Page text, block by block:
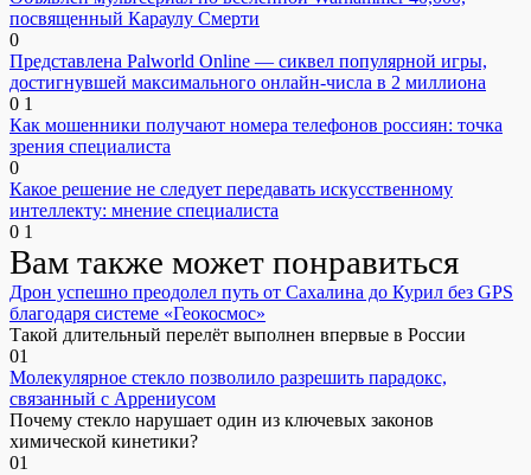
посвященный Караулу Смерти
0
Представлена Palworld Online — сиквел популярной игры,
достигнувшей максимального онлайн-числа в 2 миллиона
0 1
Как мошенники получают номера телефонов россиян: точка
зрения специалиста
0
Какое решение не следует передавать искусственному
интеллекту: мнение специалиста
0 1
Вам также может понравиться
Дрон успешно преодолел путь от Сахалина до Курил без GPS
благодаря системе «Геокосмос»
Такой длительный перелёт выполнен впервые в России
01
Молекулярное стекло позволило разрешить парадокс,
связанный с Аррениусом
Почему стекло нарушает один из ключевых законов
химической кинетики?
01